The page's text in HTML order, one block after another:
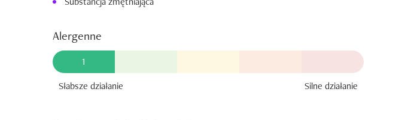
Alergenne
1
Słabsze działanie
Silne działanie